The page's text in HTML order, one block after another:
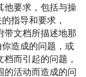
他要求，包括与操
指导和要求，
带文档所描述地那
造成的问题，或
而引起的问题，
的活动而造成的问